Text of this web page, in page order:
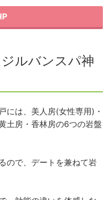
ルバンスパ神
は、美人房(女性専用)・
土房・香林房の6つの岩盤
ので、デートを兼ねて岩